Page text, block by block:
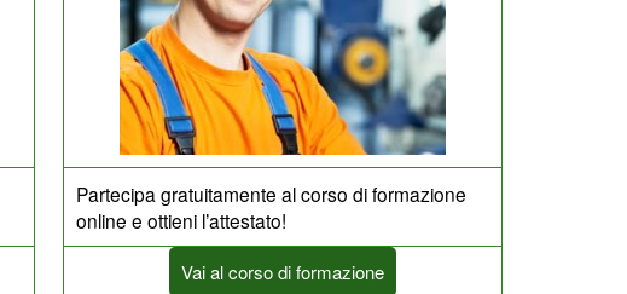
Partecipa gratuitamente al corso di formazione
online e ottieni l’attestato!
Vai al corso di formazione